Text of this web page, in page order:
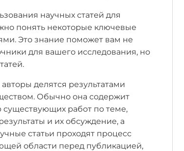
научных статей для
понять некоторые ключевые
Это знание поможет вам не
для вашего исследования, но
делятся результатами
Обычно она содержит
работ по теме,
и их обсуждение, а
статьи проходят процесс
области перед публикацией,